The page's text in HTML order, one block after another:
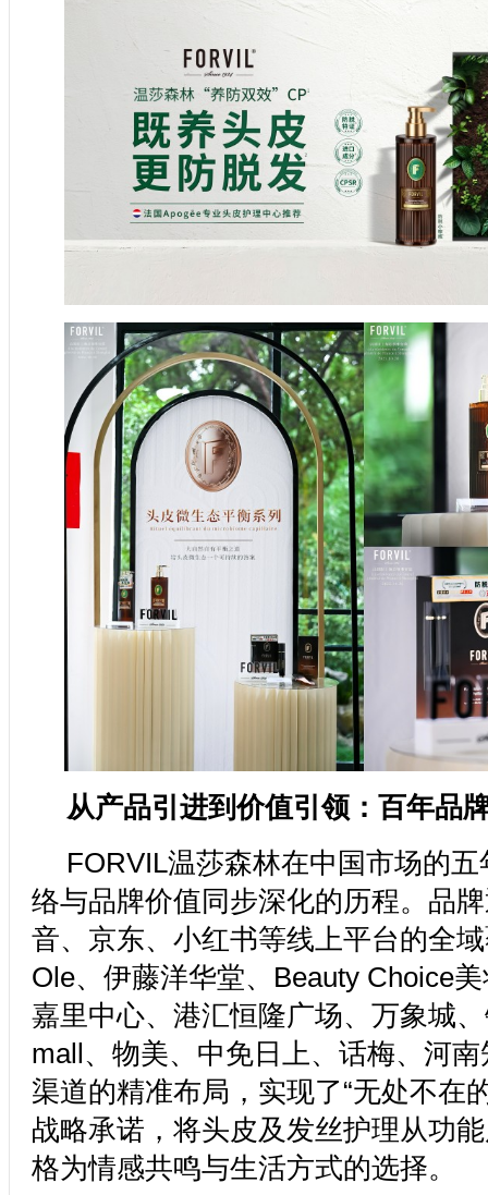
从产品引进到价值引领：百年品
FORVIL温莎森林在中国市场的
络与品牌价值同步深化的历程。品
音、京东、小红书等线上平台的全
Ole、伊藤洋华堂、Beauty Choice
嘉里中心、港汇恒隆广场、万象城
mall、物美、中免日上、话梅、河
渠道的精准布局，实现了“无处不在
战略承诺，将头皮及发丝护理从功
格为情感共鸣与生活方式的选择。